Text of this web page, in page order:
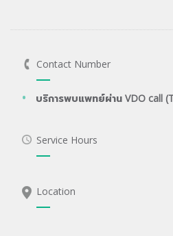
Contact Number
บริการพบแพทย์ผ่าน VDO call
Service Hours
Location